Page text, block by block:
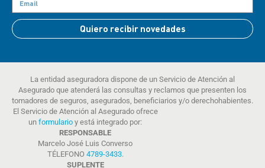
Quiero recibir novedades
La entidad aseguradora dispone de un Servicio de Atención al
Asegurado que atenderá las consultas y reclamos que presenten los
tomadores de seguros, asegurados, beneficiarios y/o derechohabientes.
El Servicio de Atención al Asegurado ofrece
un formulario y está integrado por:
RESPONSABLE
Marcelo José Luis Converso
TÉLEFONO 4789-3433.
SUPLENTE